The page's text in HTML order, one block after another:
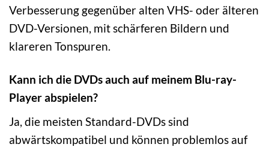
Verbesserung gegenüber alten VHS- oder älteren
DVD-Versionen, mit schärferen Bildern und
klareren Tonspuren.
Kann ich die DVDs auch auf meinem Blu-ray-
Player abspielen?
Ja, die meisten Standard-DVDs sind
abwärtskompatibel und können problemlos auf